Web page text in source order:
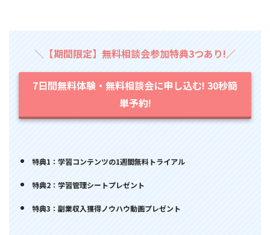
＼【期間限定】無料相談会参加特典3つあり!／
7日間無料体験・無料相談会に申し込む! 30秒簡
単予約!
特典1：学習コンテンツの1週間無料トライアル
特典2：学習管理シートプレゼント
特典3：副業収入獲得ノウハウ動画プレゼント